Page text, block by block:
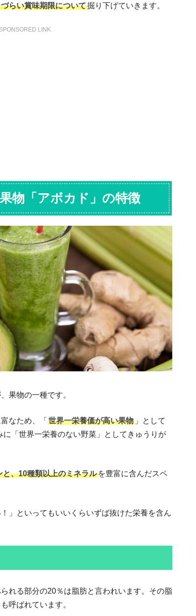
らい賞味期限について掘り下げていきます。
SPONSORED LINK
物「アボカド」の特徴
果物の一種です。
なため、「 世界一栄養価が高い果物 」として
「世界一栄養のない野菜」としてきゅうりが
、10種類以上のミネラル を豊富に含んだスペ
」といってもいいくらいずば抜けた栄養を含ん
れる部分の20％は脂肪と言われいます。その脂
呼ばれています。